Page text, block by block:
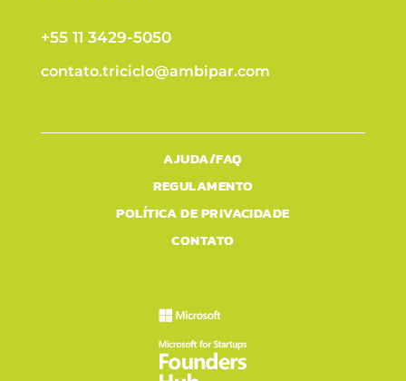
+55 11 3429-5050
contato.triciclo@ambipar.com
AJUDA/FAQ
REGULAMENTO
POLÍTICA DE PRIVACIDADE
CONTATO